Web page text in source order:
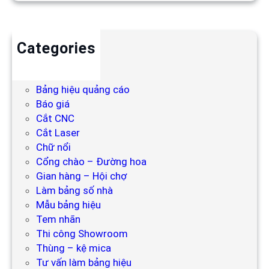
Categories
Bảng hiệu quảng cáo
Báo giá
Cắt CNC
Cắt Laser
Chữ nổi
Cổng chào – Đường hoa
Gian hàng – Hội chợ
Làm bảng số nhà
Mẫu bảng hiệu
Tem nhãn
Thi công Showroom
Thùng – kệ mica
Tư vấn làm bảng hiệu